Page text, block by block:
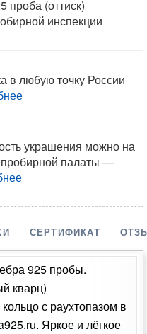
проба (оттиск)
инспекции
в любую точку России
украшения можно на
палаты —
СЕРТИФИКАТ
925 пробы.
кварц)
с раухтопазом в
Яркое и лёгкое